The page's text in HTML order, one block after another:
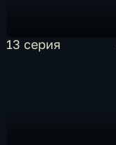
13 серия